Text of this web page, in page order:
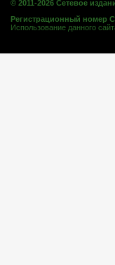
© 2011-2026 Сетевое
Регистрационный номер
Использование данного